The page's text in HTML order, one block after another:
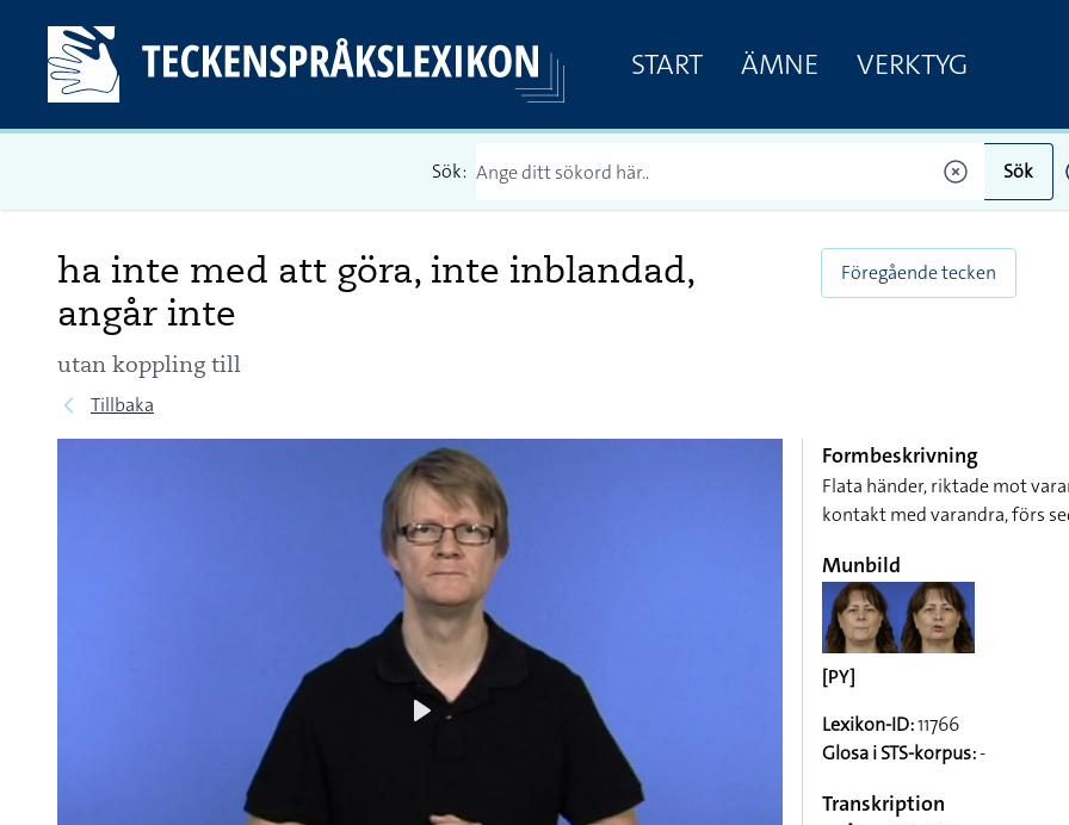
START ÄMNE VERKTYG
Sök: Sök
ha inte med att göra, inte inblandad,
angår inte
utan koppling till
Tillbaka
Föregående tecken
Formbeskrivning
Flata händer, riktade mot
kontakt med varandra, förs
Munbild
[PY]
Lexikon-ID:11766
Glosa i STS-korpus:-
Transkription